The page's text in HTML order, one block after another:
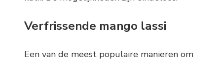
Verfrissende mango lassi
Een van de meest populaire manieren om